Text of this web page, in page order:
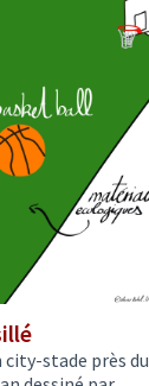
stade près du